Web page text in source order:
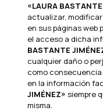
«LAURA
actualizar,
en sus páginas web
el acceso a dicha
BASTANTE
cualquier daño o
como
en la información
JIMÉNEZ» siempre
misma.